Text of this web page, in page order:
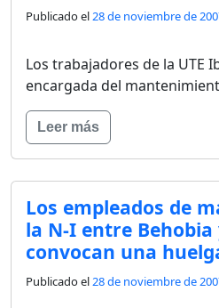
Publicado el28 de noviembre de
Los trabajadores de la UTE
encargada del
Leer más
Los empleados de
la N-I entre
convocan una
Publicado el28 de noviembre de